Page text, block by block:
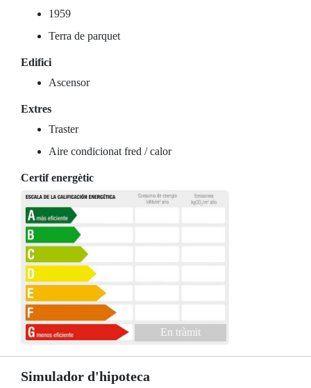
1959
Terra de parquet
Edifici
Ascensor
Extres
Traster
Aire condicionat fred / calor
Certif energètic
En tràmit
Simulador d'hipoteca